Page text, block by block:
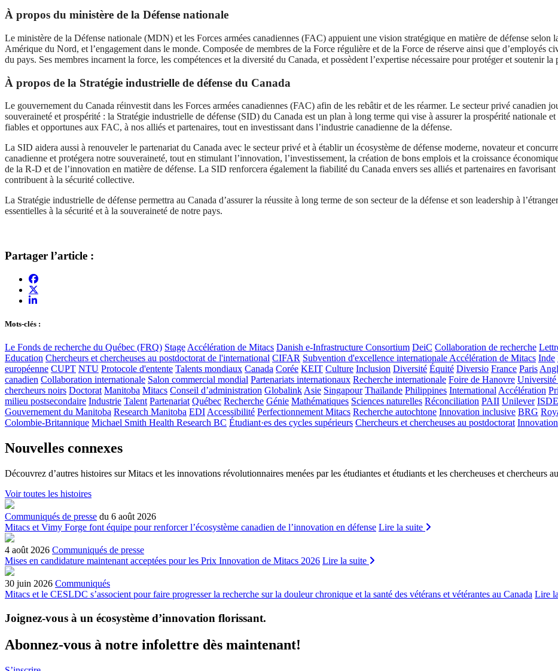
À propos du ministère de la Défense nationale
Le ministère de la Défense nationale (MDN) et les Forces armées canadiennes (FAC) appuient une vision stratégique en matière de défense selon
Amérique du Nord, et l’engagement dans le monde. Composée de membres de la Force régulière et de la Force de réserve ainsi que d’employés
du pays. Ses membres incarnent la force, les compétences et la diversité du Canada, et possèdent l’expertise nécessaire pour protéger et soutenir
À propos de la Stratégie industrielle de défense du Canada
Le gouvernement du Canada réinvestit dans les Forces armées canadiennes (FAC) afin de les rebâtir et de les réarmer. Le secteur privé canadien
souveraineté et prospérité : la Stratégie industrielle de défense (SID) du Canada est un plan à long terme qui vise à assurer la prospérité nationale
fiables et opportunes aux FAC, à nos alliés et partenaires, tout en investissant dans l’industrie canadienne de la défense.
La SID aidera aussi à renouveler le partenariat du Canada avec le secteur privé et à établir un écosystème de défense moderne, novateur et
canadienne et protégera notre souveraineté, tout en stimulant l’innovation, l’investissement, la création de bons emplois et la croissance
de la R-D et de l’innovation en matière de défense. La SID renforcera également la fiabilité du Canada envers ses alliés et partenaires en
contribuent à la sécurité collective.
La Stratégie industrielle de défense permettra au Canada d’assurer la réussite à long terme de son secteur de la défense et son leadership à
essentielles à la sécurité et à la souveraineté de notre pays.
Partager l’article :
Mots-clés :
Le Fonds de recherche du Québec (FRQ) Stage Accélération de Mitacs Danish e-Infrastructure Consortium DeiC Collaboration de recherche
Education Chercheurs et chercheuses au postdoctorat de l'international CIFAR Subvention d'excellence internationale Accélération de Mitacs Inde
européenne CUPT NTU Protocole d'entente Talents mondiaux Canada Corée KEIT Culture Inclusion Diversité Équité Diversio France Paris
canadien Collaboration internationale Salon commercial mondial Partenariats internationaux Recherche internationale Foire de Hanovre
chercheurs noirs Doctorat Manitoba Mitacs Conseil d’administration Globalink Asie Singapour Thaïlande Philippines International Accélération
milieu postsecondaire Industrie Talent Partenariat Québec Recherche Génie Mathématiques Sciences naturelles Réconciliation PAII Unilever ISDE
Gouvernement du Manitoba Research Manitoba EDI Accessibilité Perfectionnement Mitacs Recherche autochtone Innovation inclusive BRG
Colombie-Britannique Michael Smith Health Research BC Étudiant·es des cycles supérieurs Chercheurs et chercheuses au postdoctorat Innovation
Nouvelles connexes
Découvrez d’autres histoires sur Mitacs et les innovations révolutionnaires menées par les étudiantes et étudiants et les chercheuses et chercheurs
Voir toutes les histoires
Communiqués de presse du 6 août 2026
Mitacs et Vimy Forge font équipe pour renforcer l’écosystème canadien de l’innovation en défense Lire la suite
4 août 2026 Communiqués de presse
Mises en candidature maintenant acceptées pour les Prix Innovation de Mitacs 2026 Lire la suite
30 juin 2026 Communiqués
Mitacs et le CESLDC s’associent pour faire progresser la recherche sur la douleur chronique et la santé des vétérans et vétérantes au Canada Lire
Joignez-vous à un écosystème d’innovation florissant.
Abonnez-vous à notre infolettre dès maintenant!